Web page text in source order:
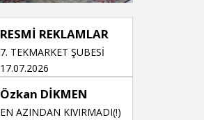
RESMİ REKLAMLAR
7. TEKMARKET ŞUBESİ
17.07.2026
Özkan DİKMEN
EN AZINDAN KIVIRMADI(!)